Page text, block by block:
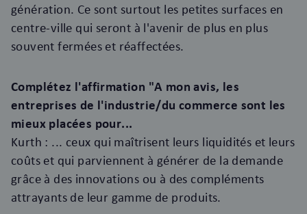
génération. Ce sont surtout les petites surfaces en
centre-ville qui seront à l'avenir de plus en plus
souvent fermées et réaffectées.
Complétez l'affirmation "A mon avis, les
entreprises de l'industrie/du commerce sont les
mieux placées pour...
Kurth : ... ceux qui maîtrisent leurs liquidités et leurs
coûts et qui parviennent à générer de la demande
grâce à des innovations ou à des compléments
attrayants de leur gamme de produits.